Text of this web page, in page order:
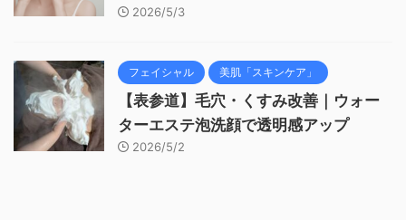
2026/5/3
フェイシャル 美肌「スキンケア」
【表参道】毛穴・くすみ改善｜ウォー
ターエステ泡洗顔で透明感アップ
2026/5/2